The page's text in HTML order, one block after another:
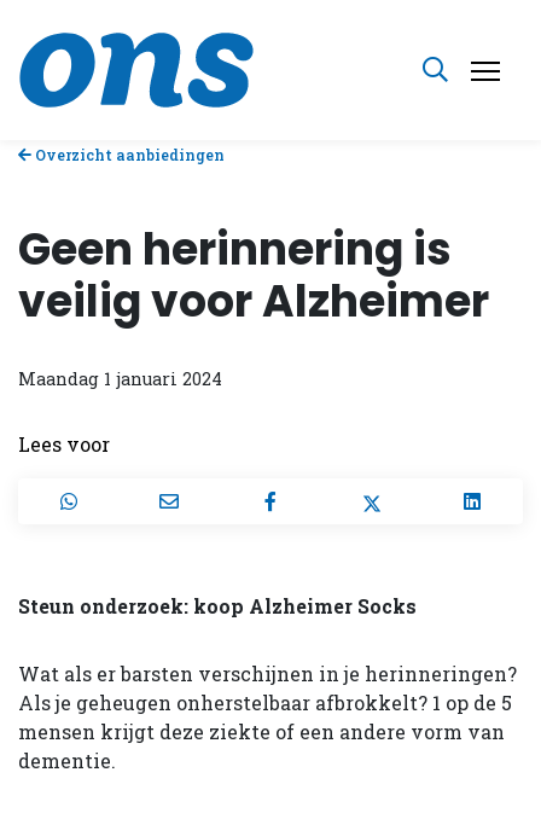
Overzicht aanbiedingen
Geen herinnering is
veilig voor Alzheimer
Maandag 1 januari 2024
Lees voor
Steun onderzoek: koop Alzheimer Socks
Wat als er barsten verschijnen in je herinneringen?
Als je geheugen onherstelbaar afbrokkelt? 1 op de 5
mensen krijgt deze ziekte of een andere vorm van
dementie.